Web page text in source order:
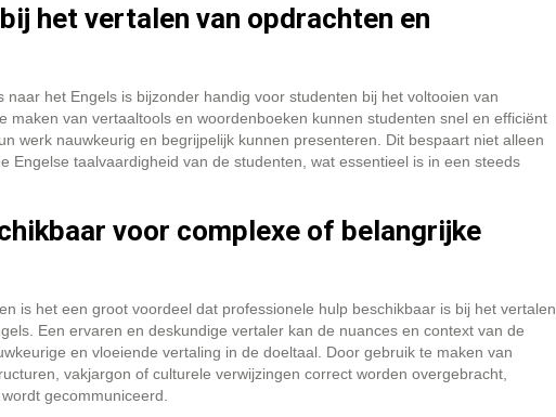
het vertalen van opdrachten en
het Engels is bijzonder handig voor studenten bij het voltooien van
maken van vertaaltools en woordenboeken kunnen studenten snel en efficiënt
werk nauwkeurig en begrijpelijk kunnen presenteren. Dit bespaart niet alleen
Engelse taalvaardigheid van de studenten, wat essentieel is in een steeds
voor complexe of belangrijke
is het een groot voordeel dat professionele hulp beschikbaar is bij het vertalen
Een ervaren en deskundige vertaler kan de nuances en context van de
en vloeiende vertaling in de doeltaal. Door gebruik te maken van
vakjargon of culturele verwijzingen correct worden overgebracht,
gecommuniceerd.